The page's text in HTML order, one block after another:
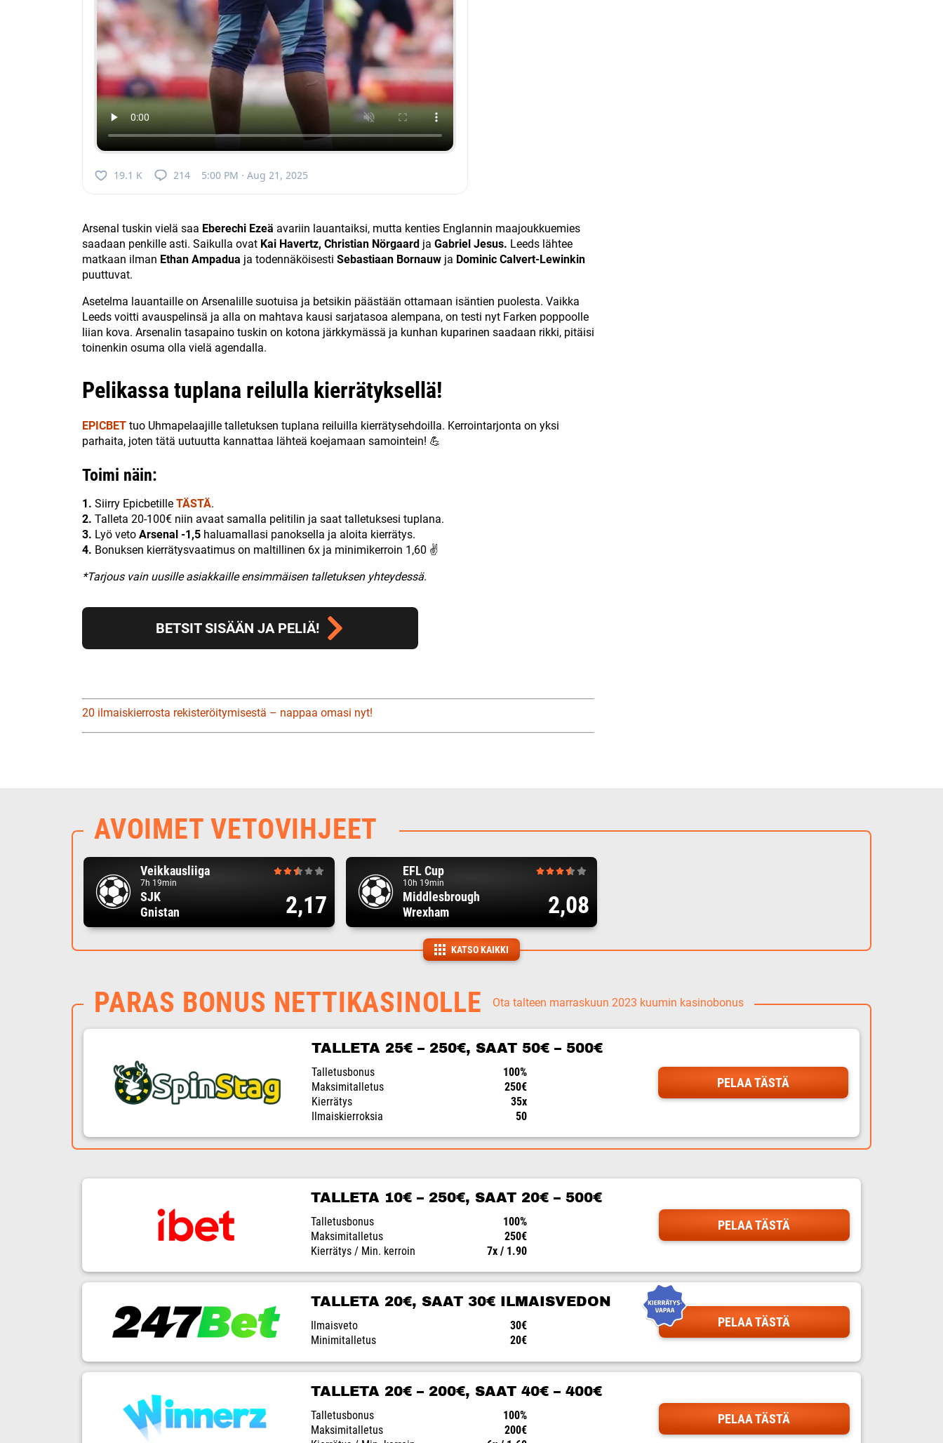
19.1 K 214 5:00 PM · Aug 21, 2025
Arsenal tuskin vielä saa Eberechi Ezeä avariin lauantaiksi, mutta kenties Englannin maajoukkuemies
saadaan penkille asti. Saikulla ovat Kai Havertz, Christian Nörgaard ja Gabriel Jesus. Leeds lähtee
matkaan ilman Ethan Ampadua ja todennäköisesti Sebastiaan Bornauw ja Dominic Calvert-Lewinkin
puuttuvat.
Asetelma lauantaille on Arsenalille suotuisa ja betsikin päästään ottamaan isäntien puolesta. Vaikka
Leeds voitti avauspelinsä ja alla on mahtava kausi sarjatasoa alempana, on testi nyt Farken poppoolle
liian kova. Arsenalin tasapaino tuskin on kotona järkkymässä ja kunhan kuparinen saadaan rikki, pitäisi
toinenkin osuma olla vielä agendalla.
Pelikassa tuplana reilulla kierrätyksellä!
EPICBET tuo Uhmapelaajille talletuksen tuplana reiluilla kierrätysehdoilla. Kerrointarjonta on yksi
parhaita, joten tätä uutuutta kannattaa lähteä koejamaan samointein! 💪
Toimi näin:
1. Siirry Epicbetille TÄSTÄ.
2. Talleta 20-100€ niin avaat samalla pelitilin ja saat talletuksesi tuplana.
3. Lyö veto Arsenal -1,5 haluamallasi panoksella ja aloita kierrätys.
4. Bonuksen kierrätysvaatimus on maltillinen 6x ja minimikerroin 1,60 ✌
*Tarjous vain uusille asiakkaille ensimmäisen talletuksen yhteydessä.
BETSIT SISÄÄN JA PELIÄ!
20 ilmaiskierrosta rekisteröitymisestä – nappaa omasi nyt!
AVOIMET VETOVIHJEET
Veikkausliiga
7h 19min
SJK
Gnistan
2,17
EFL Cup
10h 19min
Middlesbrough
Wrexham
2,08
KATSO KAIKKI
PARAS BONUS NETTIKASINOLLE Ota talteen marraskuun 2023 kuumin kasinobonus
TALLETA 25€ – 250€, SAAT 50€ – 500€
Talletusbonus
100%
Maksimitalletus
250€
Kierrätys
35x
Ilmaiskierroksia
50
PELAA TÄSTÄ
TALLETA 10€ – 250€, SAAT 20€ – 500€
Talletusbonus
100%
Maksimitalletus
250€
Kierrätys / Min. kerroin
7x / 1.90
PELAA TÄSTÄ
TALLETA 20€, SAAT 30€ ILMAISVEDON
Ilmaisveto
30€
Minimitalletus
20€
PELAA TÄSTÄ
TALLETA 20€ – 200€, SAAT 40€ – 400€
Talletusbonus
100%
Maksimitalletus
200€
PELAA TÄSTÄ